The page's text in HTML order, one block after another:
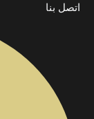
اتصل بنا